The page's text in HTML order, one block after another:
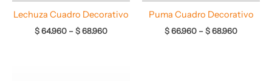
Lechuza Cuadro Decorativo
$64.960 –$68.960
Puma Cuadro Decorativo
$66.960 –$68.960